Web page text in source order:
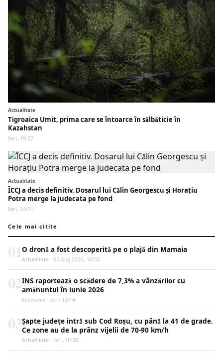
Actualitate
Tigroaica Umit, prima care se întoarce în sălbăticie în
Kazahstan
Ieri, 19:27
Actualitate
ÎCCJ a decis definitiv. Dosarul lui Călin Georgescu și Horațiu
Potra merge la judecata pe fond
Ieri, 14:21
Cele mai citite
O dronă a fost descoperită pe o plajă din Mamaia
Actualitate · 05 Aug 2026, 16:50
INS raportează o scădere de 7,3% a vânzărilor cu
amănuntul în iunie 2026
Economie · Ieri, 13:14
Șapte județe intră sub Cod Roșu, cu până la 41 de grade.
Ce zone au de la prânz vijelii de 70-90 km/h
Actualitate · Ieri, 10:38